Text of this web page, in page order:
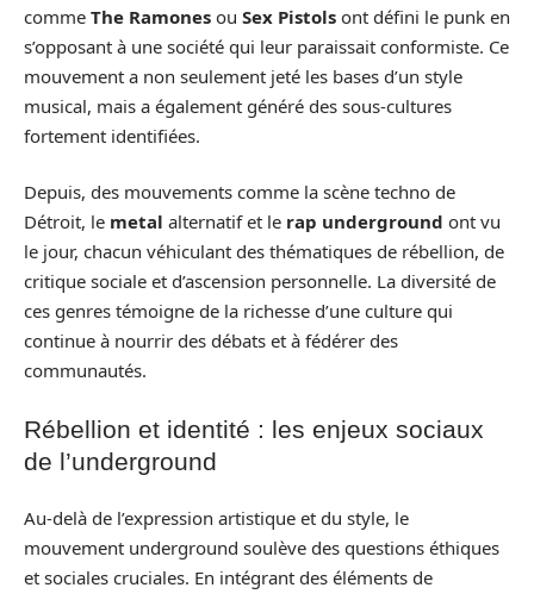
comme The Ramones ou Sex Pistols ont défini le punk en
s’opposant à une société qui leur paraissait conformiste. Ce
mouvement a non seulement jeté les bases d’un style
musical, mais a également généré des sous-cultures
fortement identifiées.
Depuis, des mouvements comme la scène techno de
Détroit, le metal alternatif et le rap underground ont vu
le jour, chacun véhiculant des thématiques de rébellion, de
critique sociale et d’ascension personnelle. La diversité de
ces genres témoigne de la richesse d’une culture qui
continue à nourrir des débats et à fédérer des
communautés.
Rébellion et identité : les enjeux sociaux
de l’underground
Au-delà de l’expression artistique et du style, le
mouvement underground soulève des questions éthiques
et sociales cruciales. En intégrant des éléments de